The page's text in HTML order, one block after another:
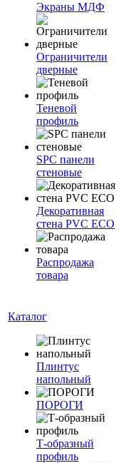
Экраны МДФ
Ограничители
дверные
Теневой
профиль
SPC панели
стеновые
Декоративная
стена PVC ECO
Распродажа
товара
Каталог
Плинтус
напольный
ПОРОГИ
Т-образный
профиль